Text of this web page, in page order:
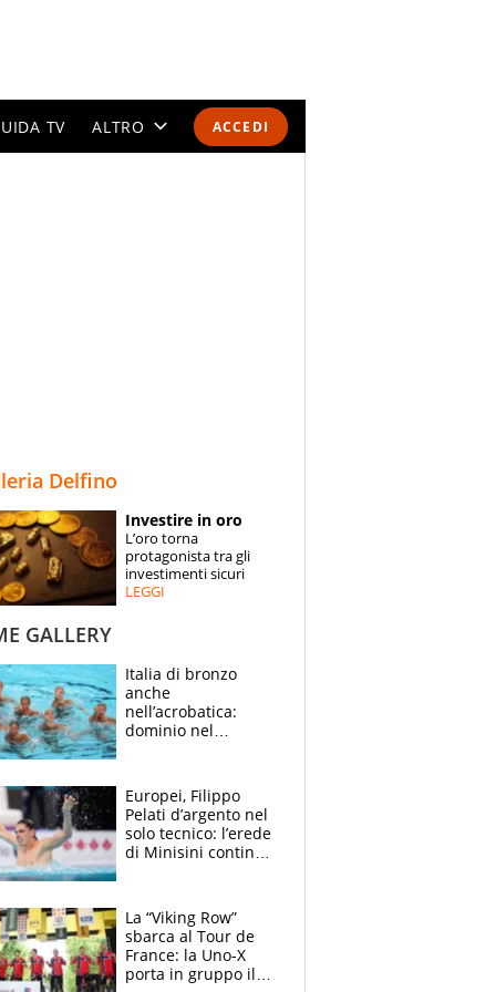
ACCEDI
TV ALTRO
SPECIALI
ESPERTI
Delfino
Investire in oro
L’oro torna
protagonista tra gli
investimenti sicuri
LEGGI
GALLERY
Italia di bronzo
anche
nell’acrobatica:
dominio nel
e compagni
continuare
Europei, Filippo
Pelati d’argento nel
solo tecnico: l’erede
di Minisini continua
mirino
La “Viking Row”
sbarca al Tour de
France: la Uno-X
porta in gruppo il